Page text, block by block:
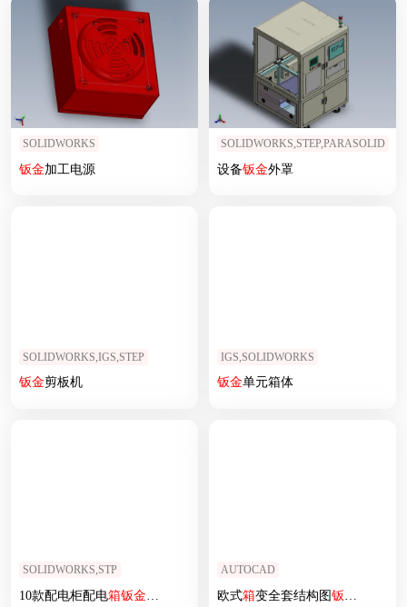
SOLIDWORKS
钣金加工电源
SOLIDWORKS,STEP,PARASOLID
设备钣金外罩
SOLIDWORKS,IGS,STEP
钣金剪板机
IGS,SOLIDWORKS
钣金单元箱体
SOLIDWORKS,STP
10款配电柜配电箱钣金
AUTOCAD
欧式箱变全套结构图钣